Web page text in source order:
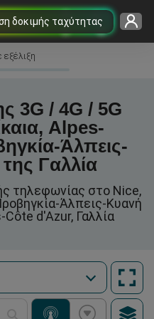
δοκιμής ταχύτητας
εξέλιξη
3G / 4G / 5G
Alpes-
Άλπεις-
Γαλλία
τηλεφωνίας στο Nice,
Άλπεις-Κυανή
d'Azur, Γαλλία